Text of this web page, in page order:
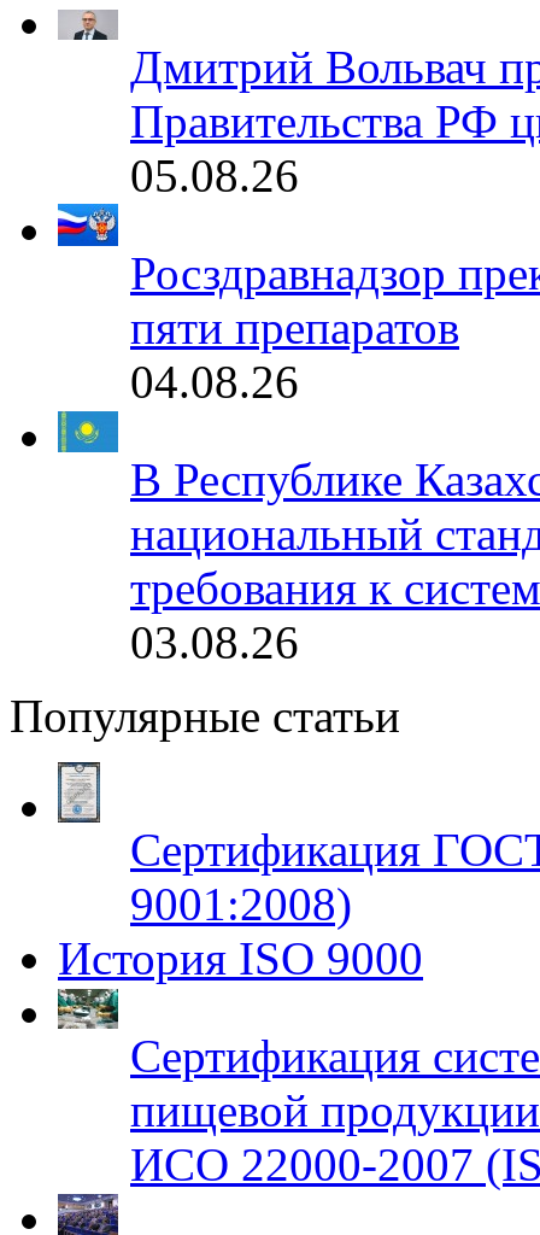
Дмитрий Вольвач
Правительства РФ
05.08.26
Росздравнадзор
пяти препаратов
04.08.26
В Республике
национальный
требования к
03.08.26
Популярные статьи
Сертификация
9001:2008)
История ISO 9000
Сертификация
пищевой
ИСО 22000-2007